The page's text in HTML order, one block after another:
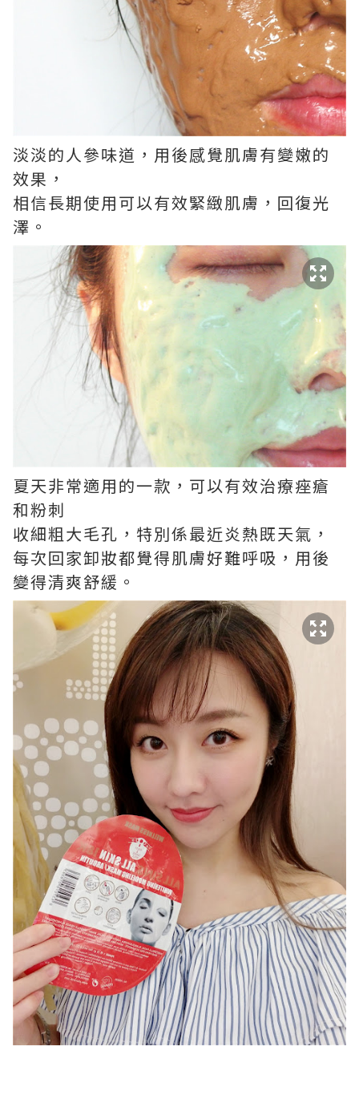
淡淡的人參味道，用後感覺肌膚有變嫩的
效果，
相信長期使用可以有效緊緻肌膚，回復光
澤。
夏天非常適用的一款，可以有效治療痤瘡
和粉刺
收細粗大毛孔，特別係最近炎熱既天氣，
每次回家卸妝都覺得肌膚好難呼吸，用後
變得清爽舒緩。